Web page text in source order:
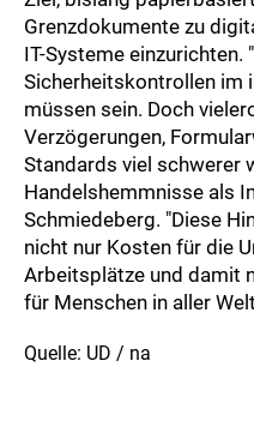
Grenzdokumente zu
IT-Systeme einzurichten.
Sicherheitskontrollen im
müssen sein. Doch
Verzögerungen,
Standards viel schwerer
Handelshemmnisse als
Schmiedeberg. "Diese
nicht nur Kosten für die
Arbeitsplätze und damit
für Menschen in aller
Quelle: UD / na